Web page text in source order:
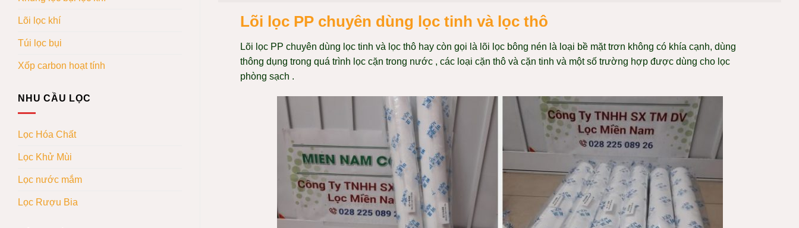
Lõi lọc khí
Túi lọc bụi
Xốp carbon hoạt tính
NHU CẦU LỌC
Lọc Hóa Chất
Lọc Khử Mùi
Lọc nước mắm
Lọc Rượu Bia
Lõi lọc PP chuyên dùng lọc tinh và lọc thô
Lõi lọc PP chuyên dùng lọc tinh và lọc thô hay còn gọi là lõi lọc bông nén là loại bề mặt trơn không có khía cạnh, dùng
thông dụng trong quá trình lọc cặn trong nước , các loại cặn thô và cặn tinh và một số trường hợp được dùng cho lọc
phòng sạch .